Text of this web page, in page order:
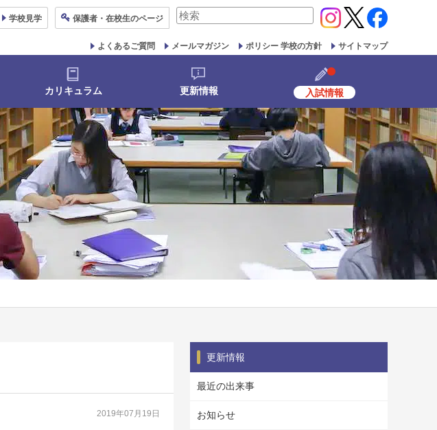
学校見学 保護者 ・在校生のページ
検
対
象:
よくあるご質問 メールマガジン ポリシー 学校の方針 サイトマップ
カリキュラム 更新情報 入試情報
2019年07月19日
更新情報
最近の出来事
お知らせ